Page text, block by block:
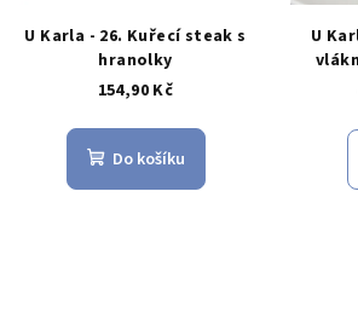
U Karla - 26. Kuřecí steak s
hranolky
154,90 Kč
Do košíku
U